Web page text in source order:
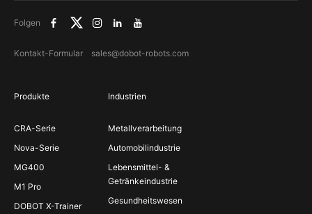
Folgen
Kontakt-Formular sales@dobot-robots.com
Produkte
CRA-Serie
Nova-Serie
MG400
M1 Pro
DOBOT X-Trainer
Industrien
Metallverarbeitung
Automobilindustrie
Lebensmittel- &
Getränkeindustrie
Gesundheitswesen